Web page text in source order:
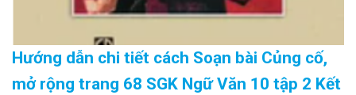
Hướng dẫn chi tiết cách Soạn bài Củng cố,
mở rộng trang 68 SGK Ngữ Văn 10 tập 2 Kết